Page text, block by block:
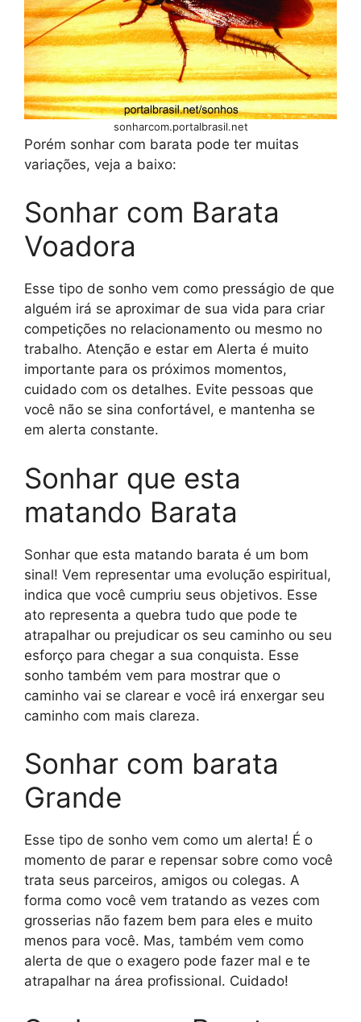
sonharcom.portalbrasil.net
Porém sonhar com barata pode ter muitas
variações, veja a baixo:
Sonhar com Barata
Voadora
Esse tipo de sonho vem como presságio de que
alguém irá se aproximar de sua vida para criar
competições no relacionamento ou mesmo no
trabalho. Atenção e estar em Alerta é muito
importante para os próximos momentos,
cuidado com os detalhes. Evite pessoas que
você não se sina confortável, e mantenha se
em alerta constante.
Sonhar que esta
matando Barata
Sonhar que esta matando barata é um bom
sinal! Vem representar uma evolução espiritual,
indica que você cumpriu seus objetivos. Esse
ato representa a quebra tudo que pode te
atrapalhar ou prejudicar os seu caminho ou seu
esforço para chegar a sua conquista. Esse
sonho também vem para mostrar que o
caminho vai se clarear e você irá enxergar seu
caminho com mais clareza.
Sonhar com barata
Grande
Esse tipo de sonho vem como um alerta! É o
momento de parar e repensar sobre como você
trata seus parceiros, amigos ou colegas. A
forma como você vem tratando as vezes com
grosserias não fazem bem para eles e muito
menos para você. Mas, também vem como
alerta de que o exagero pode fazer mal e te
atrapalhar na área profissional. Cuidado!